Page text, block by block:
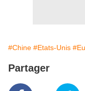
#Chine #Etats-Unis
Partager